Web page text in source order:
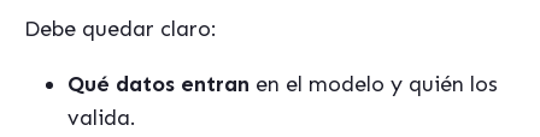
Debe quedar claro:
Qué datos entran en el modelo y quién los
valida.